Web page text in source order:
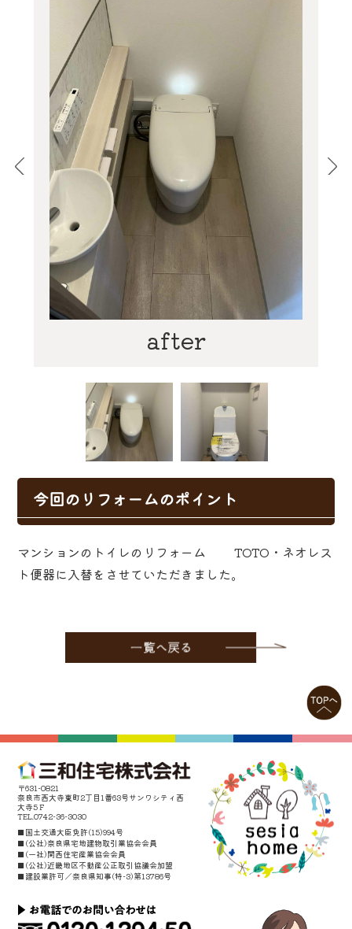
after
今回のリフォームのポイント
マンションのトイレのリフォーム TOTO・ネオレス
ト便器に入替をさせていただきました。
〒631-0821
奈良市西大寺東町2丁目1番63号サンワシティ西
大寺5Ｆ
TEL.0742-36-3030
■国土交通大臣免許(15)994号
■(公社)奈良県宅地建物取引業協会会員
■(一社)関西住宅産業協会会員
■(公社)近畿地区不動産公正取引協議会加盟
■建設業許可／奈良県知事(特-3)第13786号